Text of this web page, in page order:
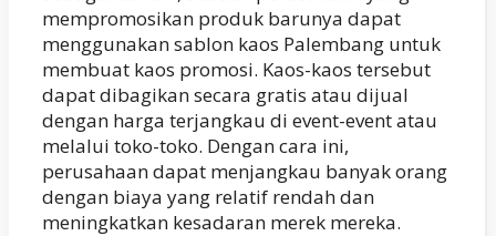
mempromosikan produk barunya dapat
menggunakan sablon kaos Palembang untuk
membuat kaos promosi. Kaos-kaos tersebut
dapat dibagikan secara gratis atau dijual
dengan harga terjangkau di event-event atau
melalui toko-toko. Dengan cara ini,
perusahaan dapat menjangkau banyak orang
dengan biaya yang relatif rendah dan
meningkatkan kesadaran merek mereka.